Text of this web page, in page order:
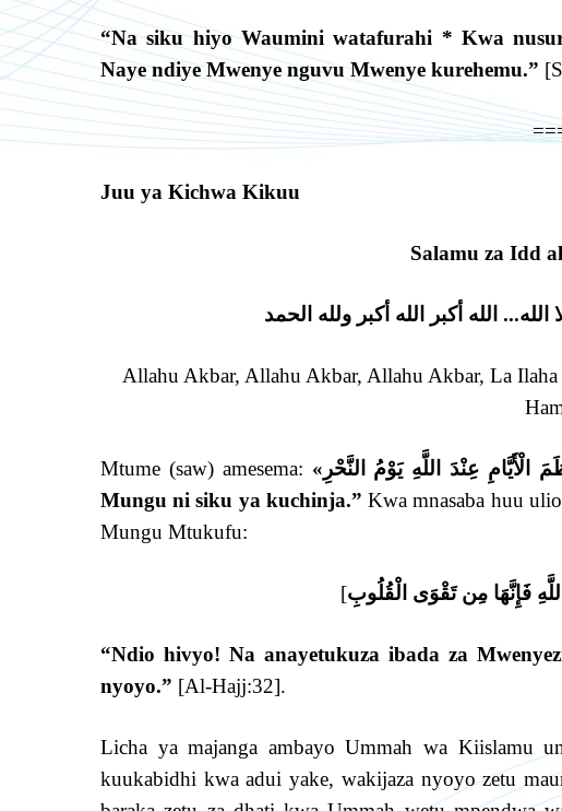
“Na siku hiyo Waumini watafurahi * Kwa
Naye ndiye Mwenye nguvu Mwenye kurehemu.”
Juu ya Kichwa Kikuu
Salamu za Idd
الله... الله أكبر الله أكبر ولله الحمد
Allahu Akbar, Allahu Akbar, Allahu Akbar, La
Mtume (saw) amesema: « الْأَيَّامِ عِنْدَ اللَّهِ يَوْمُ النَّحْرِ
Mungu ni siku ya kuchinja.” Kwa mnasaba huu
Mungu Mtukufu:
[فَإِنَّهَا مِن تَقْوَى الْقُلُوبِ
“Ndio hivyo! Na anayetukuza ibada za
nyoyo.” [Al-Hajj:32].
Licha ya majanga ambayo Ummah wa Kiislamu
kuukabidhi kwa adui yake, wakijaza nyoyo zetu